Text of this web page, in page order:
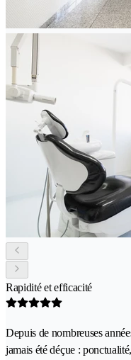
Rapidité et efficacité
Depuis de nombreuses
jamais été déçue :